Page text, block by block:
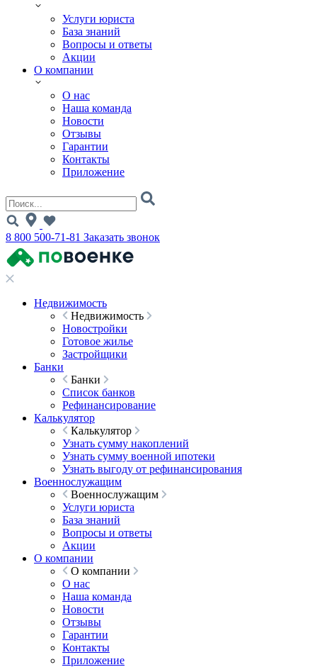
Услуги юриста
База знаний
Вопросы и ответы
Акции
О компании
О нас
Наша команда
Новости
Отзывы
Гарантии
Контакты
Приложение
8 800 500-71-81 Заказать звонок
Недвижимость
Недвижимость
Новостройки
Готовое жилье
Застройщики
Банки
Банки
Список банков
Рефинансирование
Калькулятор
Калькулятор
Узнать сумму накоплений
Узнать сумму военной ипотеки
Узнать выгоду от рефинансирования
Военнослужащим
Военнослужащим
Услуги юриста
База знаний
Вопросы и ответы
Акции
О компании
О компании
О нас
Наша команда
Новости
Отзывы
Гарантии
Контакты
Приложение